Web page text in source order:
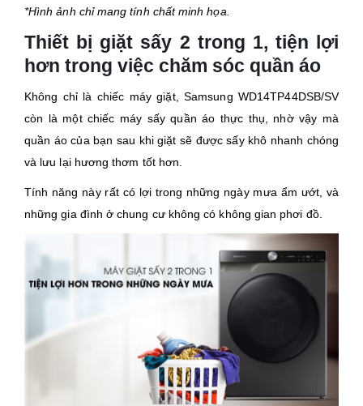
*Hình ảnh chỉ mang tính chất minh họa.
Thiết bị giặt sấy 2 trong 1, tiện lợi
hơn trong việc chăm sóc quần áo
Không chỉ là chiếc máy giặt, Samsung WD14TP44DSB/SV
còn là một chiếc máy sấy quần áo thực thụ, nhờ vậy mà
quần áo của bạn sau khi giặt sẽ được sấy khô nhanh chóng
và lưu lại hương thơm tốt hơn.
Tính năng này rất có lợi trong những ngày mưa ẩm ướt, và
những gia đình ở chung cư không có không gian phơi đồ.